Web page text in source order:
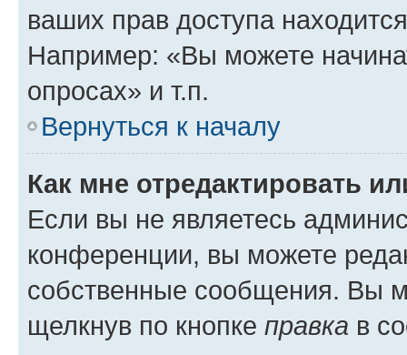
ваших прав доступа
Например: «Вы можете
опросах» и т.п.
Вернуться к началу
Как мне отредактировать
Если вы не являетесь
конференции, вы можете
собственные сообщения. Вы
щелкнув по кнопке правка в